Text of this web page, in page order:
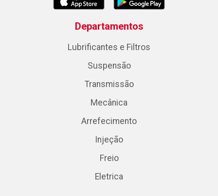
Departamentos
Lubrificantes e Filtros
Suspensão
Transmissão
Mecânica
Arrefecimento
Injeção
Freio
Eletrica